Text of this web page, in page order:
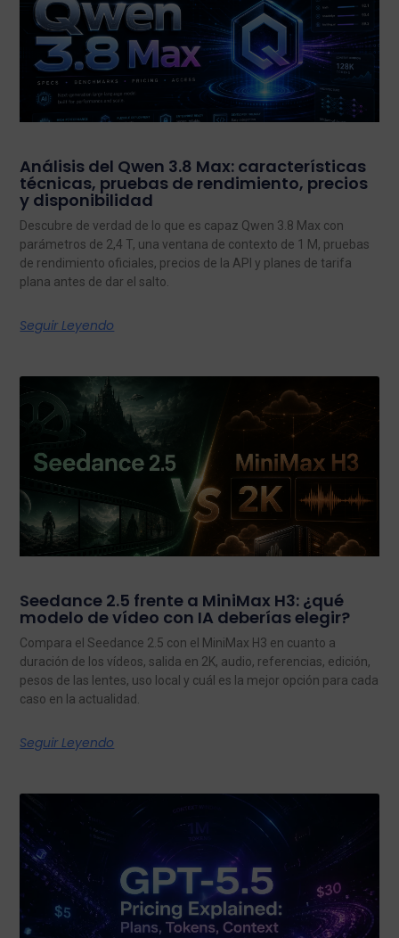
Análisis del Qwen 3.8 Max: características
técnicas, pruebas de rendimiento, precios
y disponibilidad
Descubre de verdad de lo que es capaz Qwen 3.8 Max con
parámetros de 2,4 T, una ventana de contexto de 1 M, pruebas
de rendimiento oficiales, precios de la API y planes de tarifa
plana antes de dar el salto.
Seguir Leyendo
Seedance 2.5 frente a MiniMax H3: ¿qué
modelo de vídeo con IA deberías elegir?
Compara el Seedance 2.5 con el MiniMax H3 en cuanto a
duración de los vídeos, salida en 2K, audio, referencias, edición,
pesos de las lentes, uso local y cuál es la mejor opción para cada
caso en la actualidad.
Seguir Leyendo